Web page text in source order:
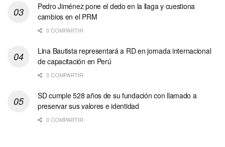
Pedro Jiménez pone el dedo en la llaga y cuestiona
cambios en el PRM
0 COMPARTIR
Lina Bautista representará a RD en jornada internacional
de capacitación en Perú
0 COMPARTIR
SD cumple 528 años de su fundación con llamado a
preservar sus valores e identidad
0 COMPARTIR